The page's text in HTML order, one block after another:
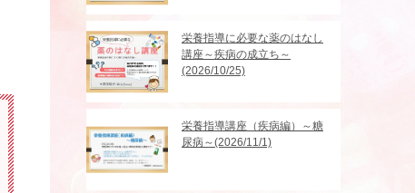
栄養指導に必要な薬のはなし
講座～疾病の成立ち～
(2026/10/25)
栄養指導講座（疾病編）～糖
尿病～(2026/11/1)